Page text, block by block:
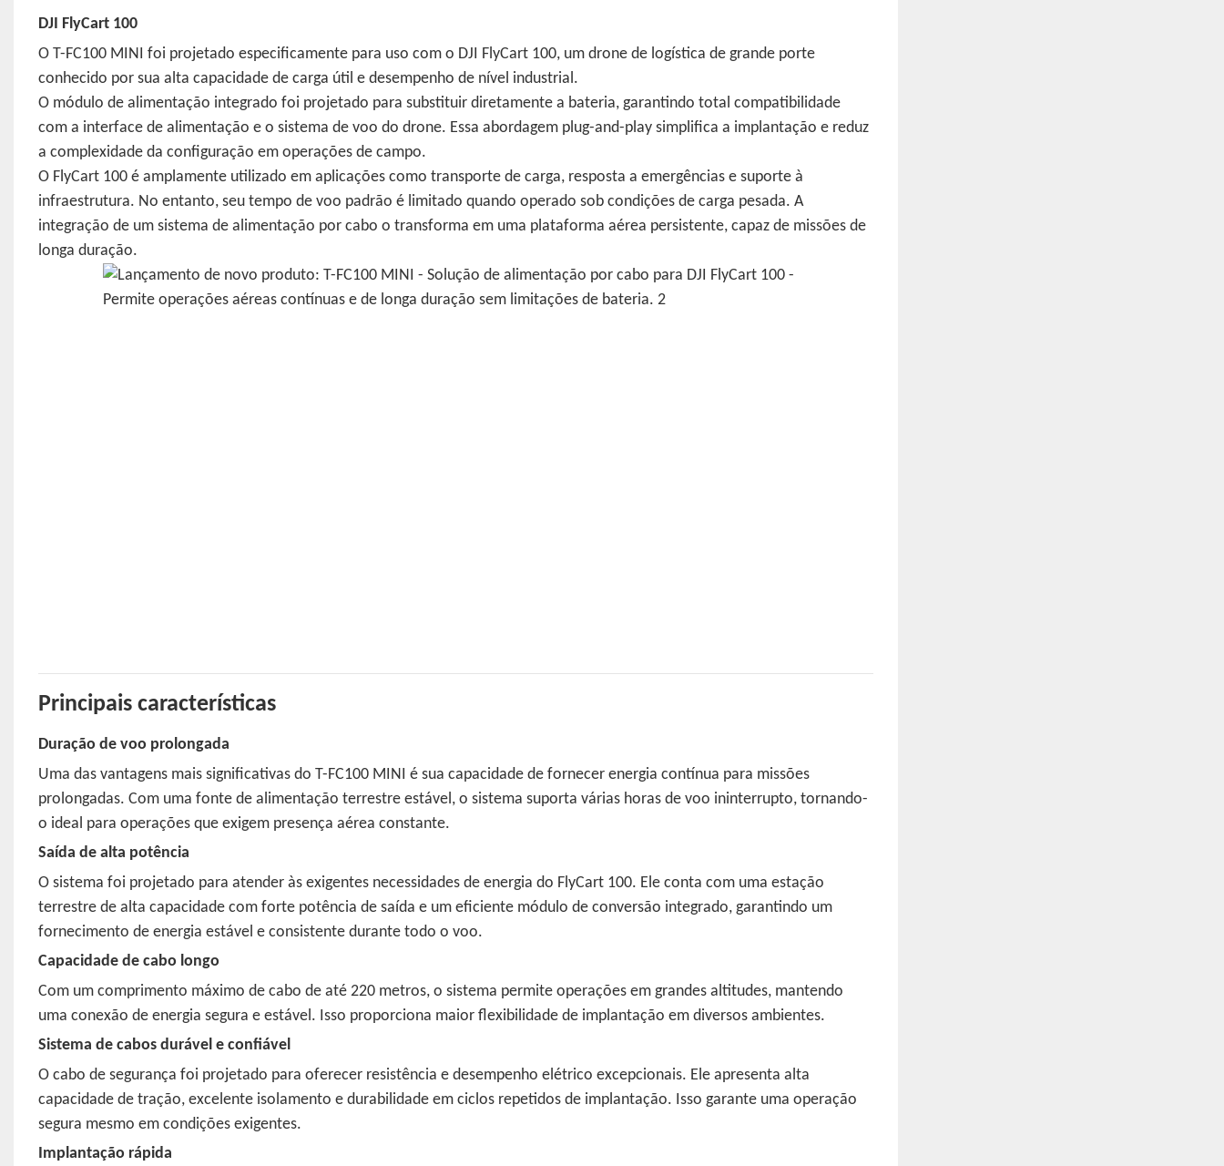
DJI FlyCart 100
O T-FC100 MINI foi projetado especificamente para uso com o DJI FlyCart 100, um drone de logística de grande porte
conhecido por sua alta capacidade de carga útil e desempenho de nível industrial.
O módulo de alimentação integrado foi projetado para substituir diretamente a bateria, garantindo total compatibilidade
com a interface de alimentação e o sistema de voo do drone. Essa abordagem plug-and-play simplifica a implantação e reduz
a complexidade da configuração em operações de campo.
O FlyCart 100 é amplamente utilizado em aplicações como transporte de carga, resposta a emergências e suporte à
infraestrutura. No entanto, seu tempo de voo padrão é limitado quando operado sob condições de carga pesada. A
integração de um sistema de alimentação por cabo o transforma em uma plataforma aérea persistente, capaz de missões de
longa duração.
Principais características
Duração de voo prolongada
Uma das vantagens mais significativas do T-FC100 MINI é sua capacidade de fornecer energia contínua para missões
prolongadas. Com uma fonte de alimentação terrestre estável, o sistema suporta várias horas de voo ininterrupto, tornando-
o ideal para operações que exigem presença aérea constante.
Saída de alta potência
O sistema foi projetado para atender às exigentes necessidades de energia do FlyCart 100. Ele conta com uma estação
terrestre de alta capacidade com forte potência de saída e um eficiente módulo de conversão integrado, garantindo um
fornecimento de energia estável e consistente durante todo o voo.
Capacidade de cabo longo
Com um comprimento máximo de cabo de até 220 metros, o sistema permite operações em grandes altitudes, mantendo
uma conexão de energia segura e estável. Isso proporciona maior flexibilidade de implantação em diversos ambientes.
Sistema de cabos durável e confiável
O cabo de segurança foi projetado para oferecer resistência e desempenho elétrico excepcionais. Ele apresenta alta
capacidade de tração, excelente isolamento e durabilidade em ciclos repetidos de implantação. Isso garante uma operação
segura mesmo em condições exigentes.
Implantação rápida